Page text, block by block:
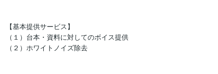
【基本提供サービス】
（１）台本・資料に対してのボイス提供
（２）ホワイトノイズ除去